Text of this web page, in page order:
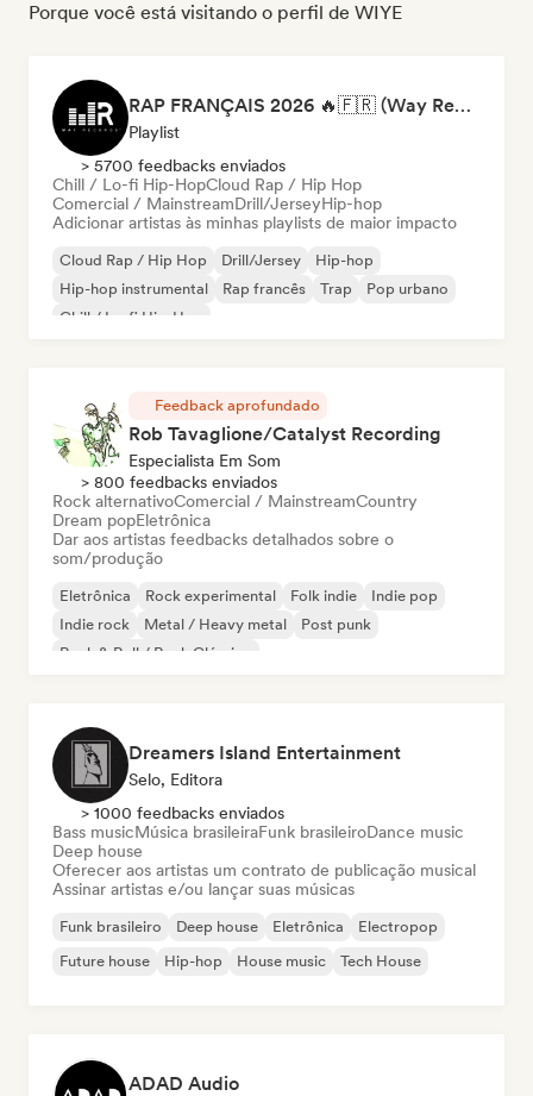
Porque você está visitando o perfil de WIYE
RAP FRANÇAIS 2026 🔥🇫🇷 (Way Records)
Playlist
> 5700 feedbacks enviados
Chill / Lo-fi Hip-HopCloud Rap / Hip Hop
Comercial / MainstreamDrill/JerseyHip-hop
Adicionar artistas às minhas playlists de maior impacto
Cloud Rap / Hip Hop Drill/Jersey
Hip-hop
Hip-hop instrumental
Rap francês Trap
Pop urbano
Chill / Lo-fi Hip-Hop
Feedback aprofundado
Rob Tavaglione/Catalyst Recording
Especialista Em Som
> 800 feedbacks enviados
Rock alternativoComercial / MainstreamCountry
Dream popEletrônica
Dar aos artistas feedbacks detalhados sobre o
som/produção
Eletrônica Rock experimental Folk indie
Indie pop
Indie rock
Metal / Heavy metal
Post punk
Rock & Roll / Rock Clássico
Dreamers Island Entertainment
Selo, Editora
> 1000 feedbacks enviados
Bass musicMúsica brasileiraFunk brasileiroDance music
Deep house
Oferecer aos artistas um contrato de publicação musical
Assinar artistas e/ou lançar suas músicas
Funk brasileiro Deep house Eletrônica
Electropop
Future house
Hip-hop House music Tech House
ADAD Audio